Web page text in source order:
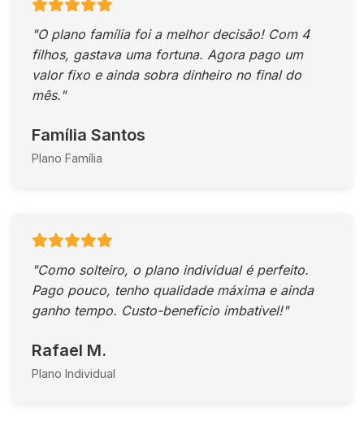
"O plano família foi a melhor decisão! Com 4
filhos, gastava uma fortuna. Agora pago um
valor fixo e ainda sobra dinheiro no final do
mês."
Família Santos
Plano Família
"Como solteiro, o plano individual é perfeito.
Pago pouco, tenho qualidade máxima e ainda
ganho tempo. Custo-benefício imbatível!"
Rafael M.
Plano Individual